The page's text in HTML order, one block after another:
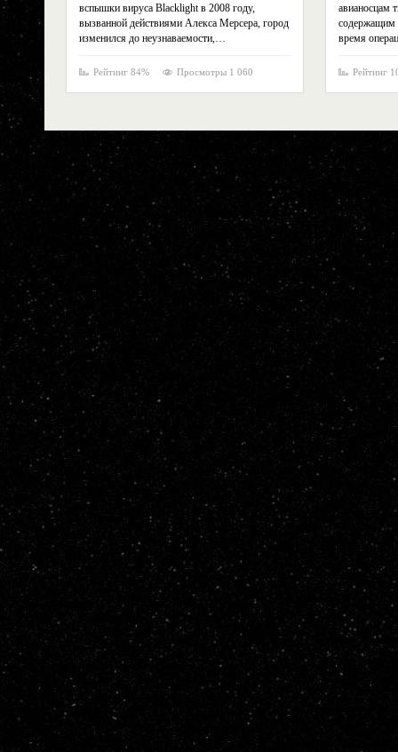
вспышки вируса Blacklight в 2008 году,
вызванной действиями Алекса Мерсера, город
изменился до неузнаваемости,…
Рейтинг 84% Просмотры 1 060
авианосцам
содержащим
время
Рейтинг